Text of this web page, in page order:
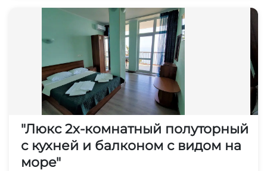
"Люкс 2х-комнатный полуторный
с кухней и балконом с видом на
море"